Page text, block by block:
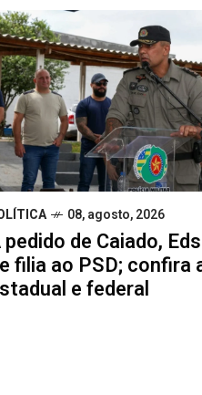
08, agosto, 2026
pedido de Caiado,
filia ao PSD; confira
e federal